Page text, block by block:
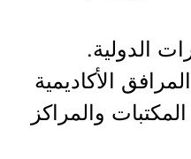
الدولية.
الأكاديمية
والمراكز